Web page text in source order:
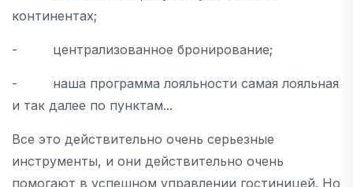
континентах;
- централизованное бронирование;
- наша программа лояльности самая лояльная
и так далее по пунктам...
Все это действительно очень серьезные
инструменты, и они действительно очень
помогают в успешном управлении гостиницей. Но